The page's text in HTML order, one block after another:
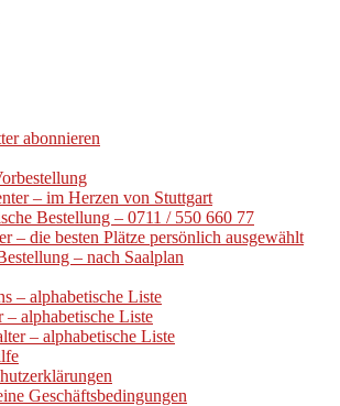
abonnieren
– im Herzen von Stuttgart
Bestellung – 0711 / 550 660 77
– die besten Plätze persönlich ausgewählt
– nach Saalplan
– alphabetische Liste
– alphabetische Liste
– alphabetische Liste
Geschäftsbedingungen